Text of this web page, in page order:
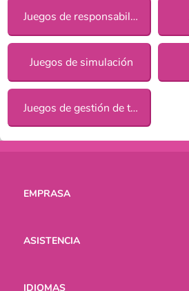
Juegos de responsabilidad para chicas
Juegos de simulación
Juegos de gestión de tiempo
EMPRASA
ASISTENCIA
IDIOMAS